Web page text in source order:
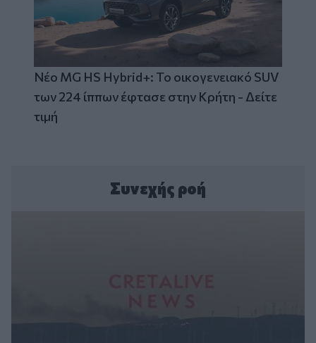
Νέο MG HS Hybrid+: Το οικογενειακό SUV
των 224 ίππων έφτασε στην Κρήτη - Δείτε
τιμή
Συνεχής ροή